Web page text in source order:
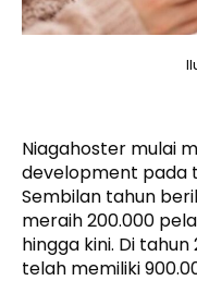
Niagahoster mulai
development pada
Sembilan tahun
meraih 200.000
hingga kini. Di
telah memiliki